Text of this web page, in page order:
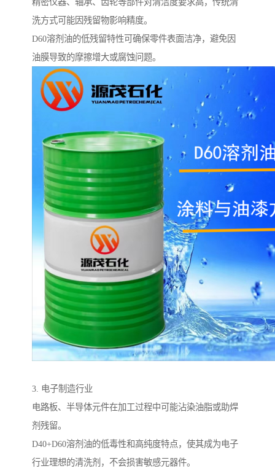
精密仪器、轴承、齿轮等部件对清洁度要求高，传统清
洗方式可能因残留物影响精度。
D60溶剂油的低残留特性可确保零件表面洁净，避免因
油膜导致的摩擦增大或腐蚀问题。
3. 电子制造行业
电路板、半导体元件在加工过程中可能沾染油脂或助焊
剂残留。
D40+D60溶剂油的低毒性和高纯度特点，使其成为电子
行业理想的清洗剂，不会损害敏感元器件。